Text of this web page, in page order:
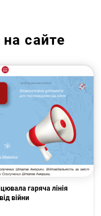
сайте
гаряча лінія
війни